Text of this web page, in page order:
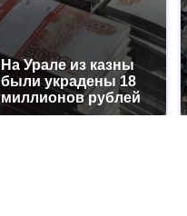
На Урале из казны
были украдены 18
миллионов рублей